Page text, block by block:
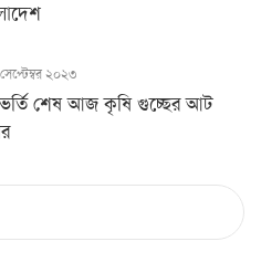
২০২৩
ভর্তি শেষ আজ কৃষি গুচ্ছের আট